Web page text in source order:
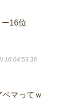
16位
) 16:04:53.36
マってｗ